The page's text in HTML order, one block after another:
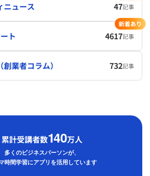
ニュース 47記事
ト 4617記事
新着あり
業者コラム） 732記事
累計受講者数140万人
多くのビジネスパーソンが、
時間学習にアプリを活用しています